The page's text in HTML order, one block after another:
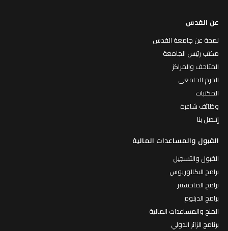
عن القدس
لمحة عن جامعة القدس
مكتب رئيس الجامعة
المتاحف والمراكز
الحرم الجامعي
المكتبات
وظائف شاغرة
إتـصل بنا
القبول والمساعدات المالية
القبول والتسجيل
برامج البكالوريوس
برامج الماجستير
برامج الدبلوم
المنح والمساعدات المالية
برنامج الزائر الدولي